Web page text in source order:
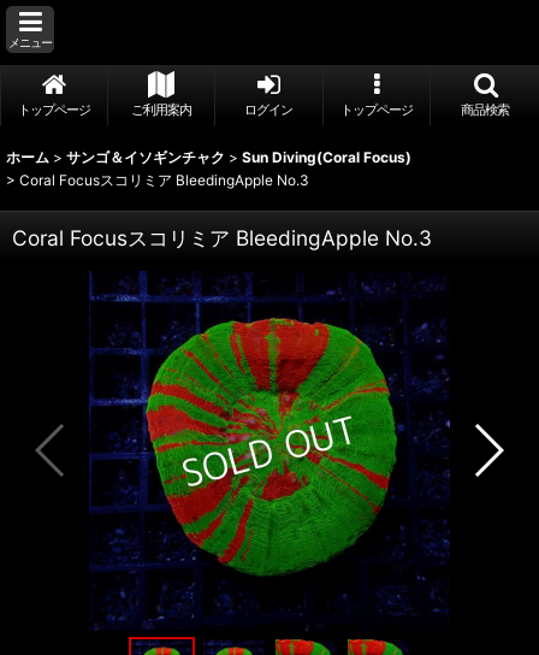
メニュー
トップページ ご利用案内 ログイン トップページ 商品検索
ホーム > サンゴ＆イソギンチャク > Sun Diving(Coral Focus)
> Coral Focusスコリミア BleedingApple No.3
Coral Focusスコリミア BleedingApple No.3